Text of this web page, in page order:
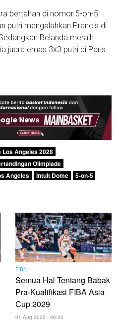
bertahan di nomor 5-on-5
putri mengalahkan Prancis di
Belanda meraih
juara emas 3x3 putri di Paris
Los Angeles 2028
Olimpiade
Angeles Intuit Dome
5-on-5
FIBA
Semua Hal Tentang Babak
Pra-Kualifikasi FIBA ​​Asia
Cup 2029
01 Aug 2026 - 06:20